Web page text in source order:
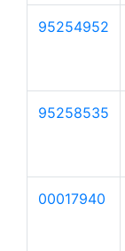
95254952
95258535
00017940